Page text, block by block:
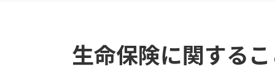
生命保険に関するこ